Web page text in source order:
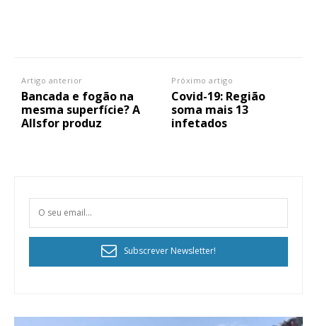
Artigo anterior
Bancada e fogão na
mesma superfície? A
Allsfor produz
Próximo artigo
Covid-19: Região
soma mais 13
infetados
Subscrever Newsletter!